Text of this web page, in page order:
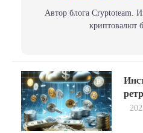
Автор блога Сryptoteam.
криптовалют
Навигация
по
записям